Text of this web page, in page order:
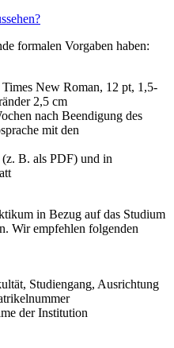
formalen Vorgaben haben:
New Roman, 12 pt, 1,5-
2,5 cm
nach Beendigung des
mit den
B. als PDF) und in
in Bezug auf das Studium
Wir empfehlen folgenden
Studiengang, Ausrichtung
der Institution